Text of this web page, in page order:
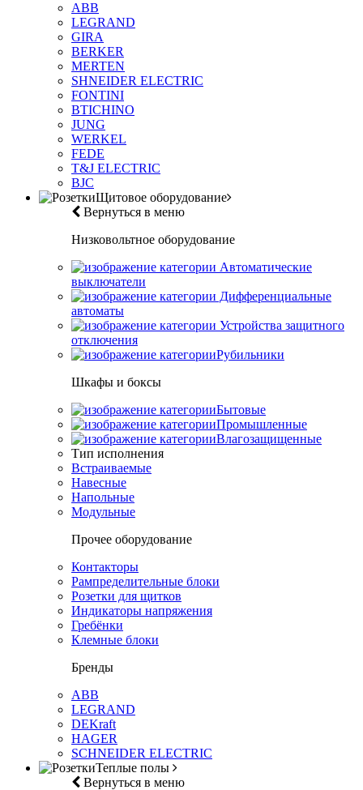
ABB
LEGRAND
GIRA
BERKER
MERTEN
SHNEIDER ELECTRIC
FONTINI
BTICHINO
JUNG
WERKEL
FEDE
T&J ELECTRIC
BJC
Щитовое оборудование
Вернуться в меню
Низковольтное оборудование
Автоматические
выключатели
Дифференциальные
автоматы
Устройства защитного
отключения
Рубильники
Шкафы и боксы
Бытовые
Промышленные
Влагозащищенные
Тип исполнения
Встраиваемые
Навесные
Напольные
Модульные
Прочее оборудование
Контакторы
Рампределительные блоки
Розетки для щитков
Индикаторы напряжения
Гребёнки
Клемные блоки
Бренды
ABB
LEGRAND
DEKraft
HAGER
SCHNEIDER ELECTRIC
Теплые полы
Вернуться в меню